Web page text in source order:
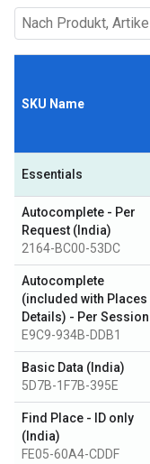
SKU Name
Essentials
Autocomplete - Per
Request (India)
2164-BC00-53DC
Autocomplete
(included with Places
Details) - Per Session
E9C9-934B-DDB1
Basic Data (India)
5D7B-1F7B-395E
Find Place - ID only
(India)
FE05-60A4-CDDF